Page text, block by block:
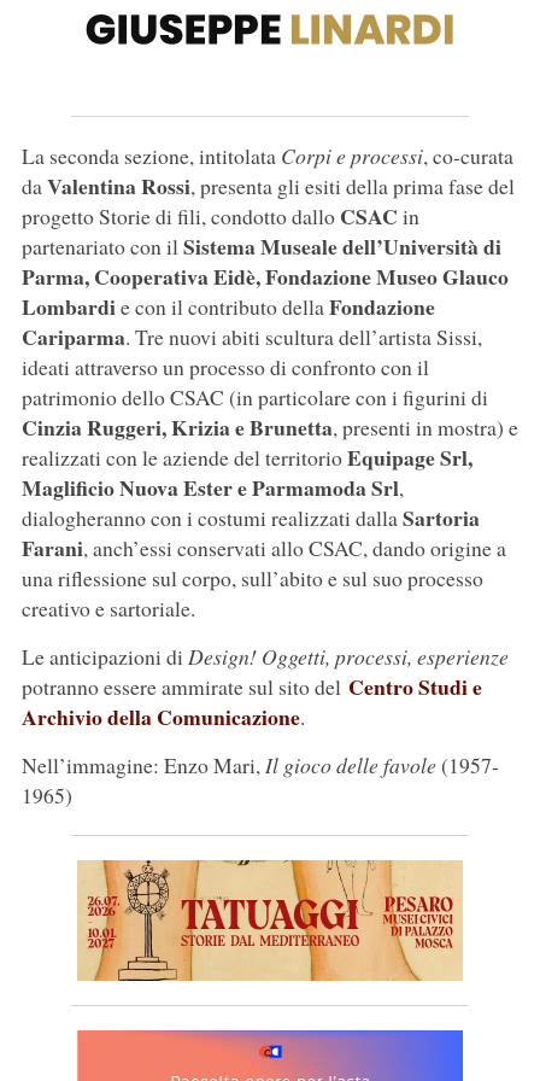
La seconda sezione, intitolataCorpi e processi, co-curata
daValentina Rossi, presenta gli esiti della prima fase del
progetto Storie di fili, condotto dallo CSAC in
partenariato con ilSistema Museale dell’Università di
Parma, Cooperativa Eidè, Fondazione Museo Glauco
Lombardie con il contributo dellaFondazione
Cariparma. Tre nuovi abiti scultura dell’artista Sissi,
ideati attraverso un processo di confronto con il
patrimonio dello CSAC (in particolare con i figurini di
Cinzia Ruggeri, Krizia e Brunetta, presenti in mostra) e
realizzati con le aziende del territorioEquipage Srl,
Maglificio Nuova Ester e Parmamoda Srl,
dialogheranno con i costumi realizzati dallaSartoria
Farani, anch’essi conservati allo CSAC, dando origine a
una riflessione sul corpo, sull’abito e sul suo processo
creativo e sartoriale.
Le anticipazioni di Design! Oggetti, processi, esperienze
potranno essere ammirate sul sito del Centro Studi e
Archivio della Comunicazione.
Nell’immagine: Enzo Mari,Il gioco delle favole(1957-
1965)